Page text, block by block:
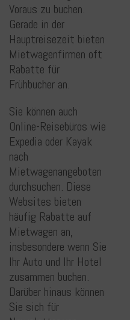
Voraus zu buchen.
Gerade in der
Hauptreisezeit bieten
Mietwagenfirmen oft
Rabatte für
Frühbucher an.
Sie können auch
Online-Reisebüros wie
Expedia oder Kayak
nach
Mietwagenangeboten
durchsuchen. Diese
Websites bieten
häufig Rabatte auf
Mietwagen an,
insbesondere wenn Sie
Ihr Auto und Ihr Hotel
zusammen buchen.
Darüber hinaus können
Sie sich für